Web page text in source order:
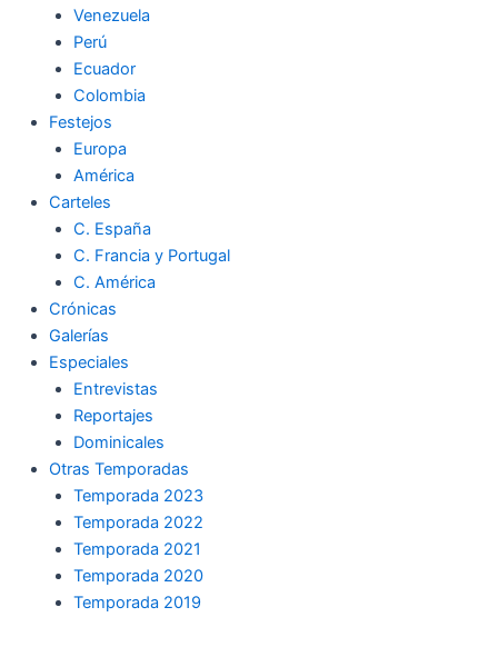
k
Venezuela
Perú
Ecuador
Colombia
Festejos
Europa
América
Carteles
C. España
C. Francia y Portugal
C. América
Crónicas
Galerías
Especiales
Entrevistas
Reportajes
Dominicales
Otras Temporadas
Temporada 2023
Temporada 2022
Temporada 2021
Temporada 2020
Temporada 2019